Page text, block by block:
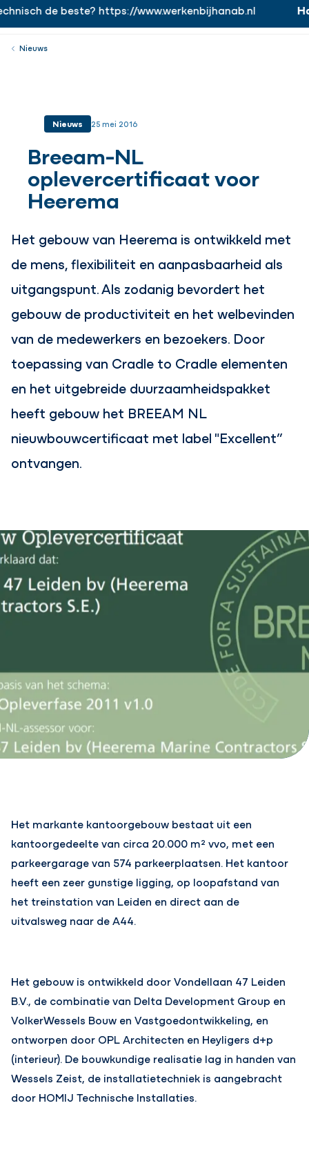
https://www.werkenbijhanab.nl
de beste? https://www.werkenbijhanab.nl
Werken bij
Nieuws
Nieuws 25 mei 2016
Breeam-NL
oplevercertificaat voor
Heerema
Het gebouw van Heerema is ontwikkeld met
de mens, flexibiliteit en aanpasbaarheid als
uitgangspunt. Als zodanig bevordert het
gebouw de productiviteit en het welbevinden
van de medewerkers en bezoekers. Door
toepassing van Cradle to Cradle elementen
en het uitgebreide duurzaamheidspakket
heeft gebouw het BREEAM NL
nieuwbouwcertificaat met label "Excellent”
ontvangen.
Het markante kantoorgebouw bestaat uit een
kantoorgedeelte van circa 20.000 m² vvo, met een
parkeergarage van 574 parkeerplaatsen. Het kantoor
heeft een zeer gunstige ligging, op loopafstand van
het treinstation van Leiden en direct aan de
uitvalsweg naar de A44.
Het gebouw is ontwikkeld door Vondellaan 47 Leiden
B.V., de combinatie van Delta Development Group en
VolkerWessels Bouw en Vastgoedontwikkeling, en
ontworpen door OPL Architecten en Heyligers d+p
(interieur). De bouwkundige realisatie lag in handen van
Wessels Zeist, de installatietechniek is aangebracht
door HOMIJ Technische Installaties.